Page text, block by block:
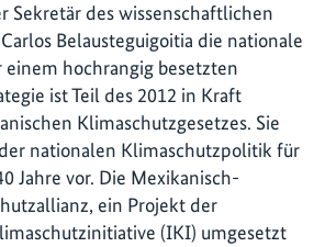
Sekretär des wissenschaftlichen
Belausteguigoitia die nationale
einem hochrangig besetzten
ist Teil des 2012 in Kraft
Klimaschutzgesetzes. Sie
nationalen Klimaschutzpolitik für
Jahre vor. Die Mexikanisch-
ein Projekt der
(IKI) umgesetzt